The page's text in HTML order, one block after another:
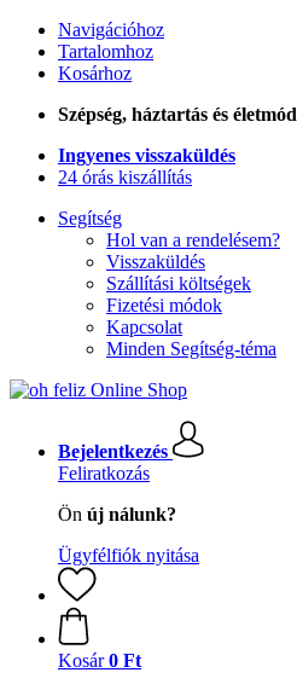
Navigációhoz
Tartalomhoz
Kosárhoz
Szépség, háztartás és életmód
Ingyenes visszaküldés
24 órás kiszállítás
Segítség
Hol van a rendelésem?
Visszaküldés
Szállítási költségek
Fizetési módok
Kapcsolat
Minden Segítség-téma
Bejelentkezés
Feliratkozás
Ön új nálunk?
Ügyfélfiók nyitása
Kosár 0 Ft